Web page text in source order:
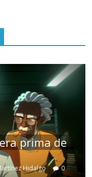
prima de
Hidalgo 0